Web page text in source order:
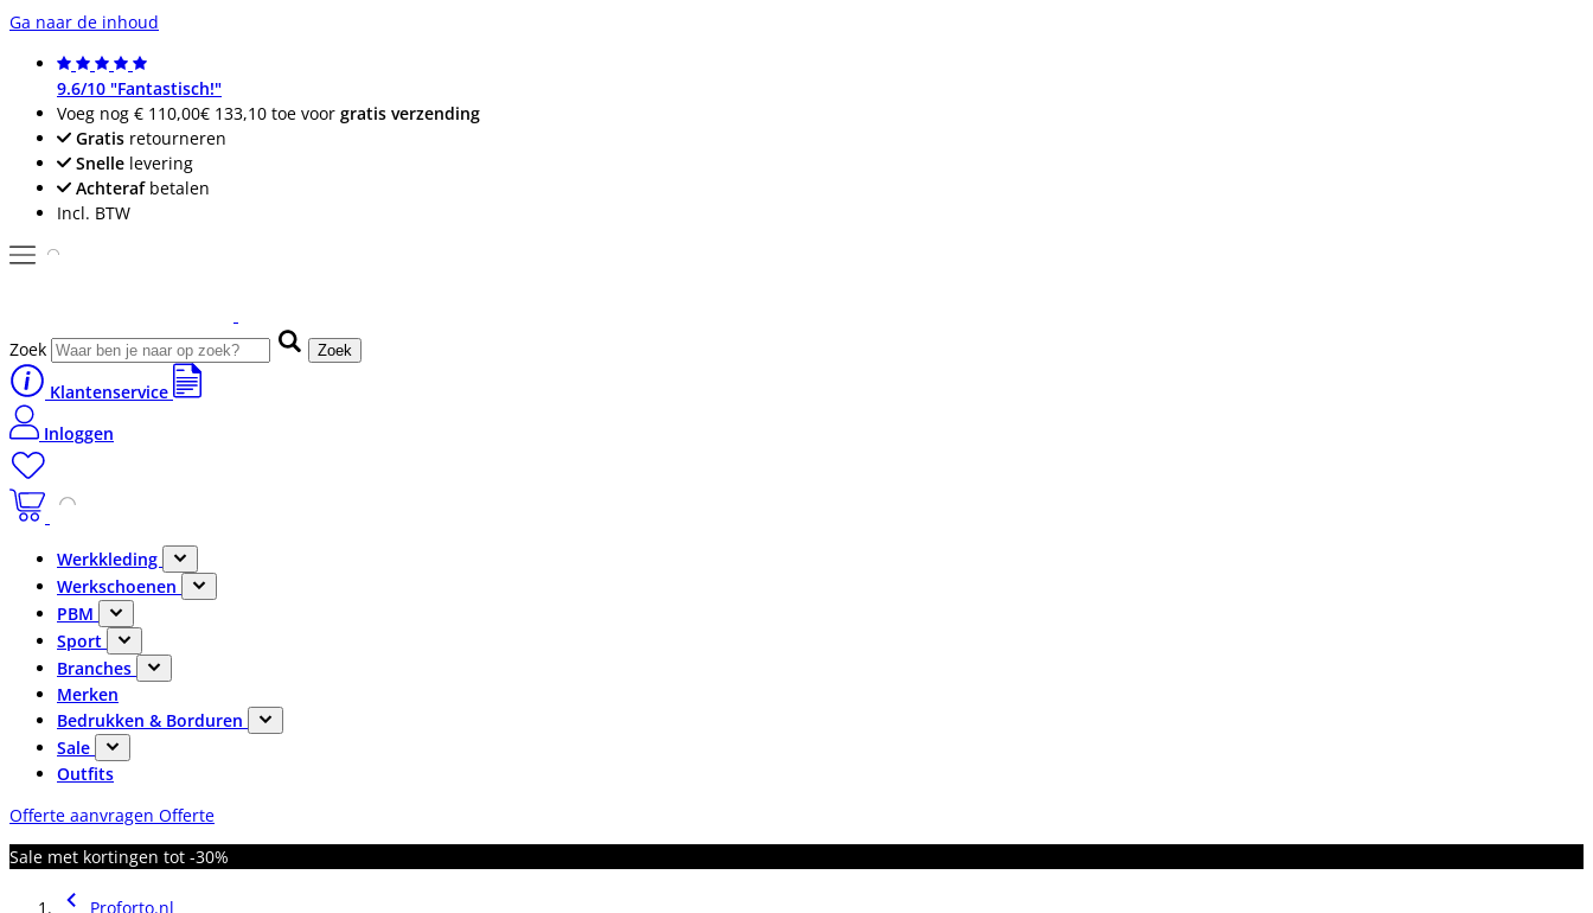
Ga naar de inhoud
9.6/10 "Fantastisch!"
Voeg nog € 110,00€ 133,10 toe voor gratis verzending
Gratis retourneren
Snelle levering
Achterafbetalen
Incl. BTW
Zoek Zoek
Klantenservice
Inloggen
Werkkleding
Werkschoenen
PBM
Sport
Branches
Merken
Bedrukken & Borduren
Sale
Outfits
Offerte aanvragen Offerte
Sale met kortingen tot -30%
Proforto.nl